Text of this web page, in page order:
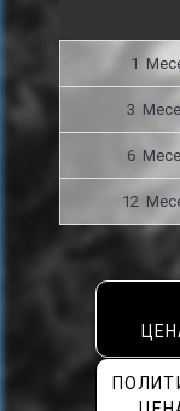
1
3
6
12